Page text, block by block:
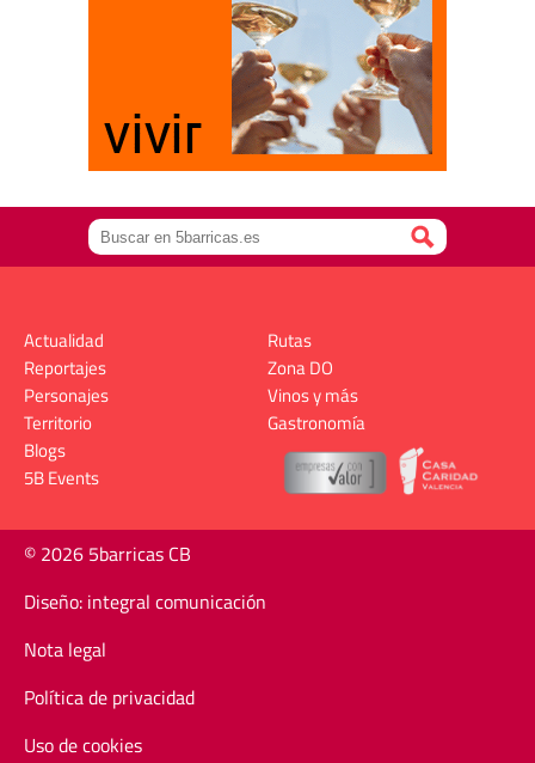
Actualidad
Reportajes
Personajes
Territorio
Rutas
Zona DO
Vinos y más
Gastronomía
Blogs
5B Events
© 2026 5barricas CB
Diseño: integral comunicación
Nota legal
Política de privacidad
Uso de cookies